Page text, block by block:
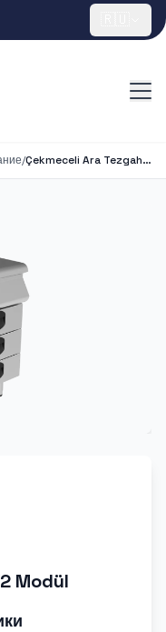
/ Çekmeceli Ara Tezgah 1/2 Modül
Modül